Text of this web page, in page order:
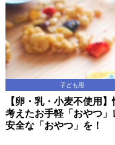
子ども用
【卵・乳・小麦不使用
考えたお手軽「おやつ」
安全な「おやつ」を！